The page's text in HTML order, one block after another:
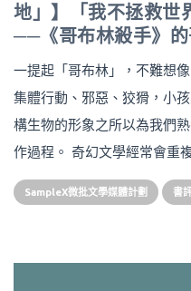
地」】「我不拯救世
──《哥布林殺手》
一提起「哥布林」，不難想
集體行動、邪惡、狡猾，小
構生物的形象之所以為我們
作過程。 奇幻文學經常會重
SampleX微批文學媒體計劃 書